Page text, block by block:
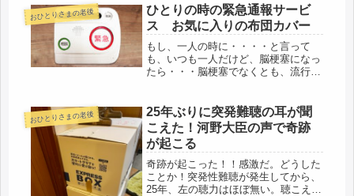
切られる」というのは、どこか、自分
自身が過度の期待をしていた結果だと
思...
おひとりさまの老後
ひとりの時の緊急通報サービ
ス お気に入りの布団カバー
もし、一人の時に・・・・と言って
も、いつも一人だけど、脳梗塞になっ
たら・・・脳梗塞でなくとも、流行り
(=ﾟωﾟ)ﾉ心配事の９割は起こらない、
と考えないようにしていた。心配し
て...
おひとりさまの老後
25年ぶりに突発難聴の耳が聞
こえた！河野大臣の声で奇跡
が起こる
奇跡が起こった！！感激だ。どうした
ことか！突発性難聴が発生してから、
25年、左の聴力はほぼ無い。聴こえな